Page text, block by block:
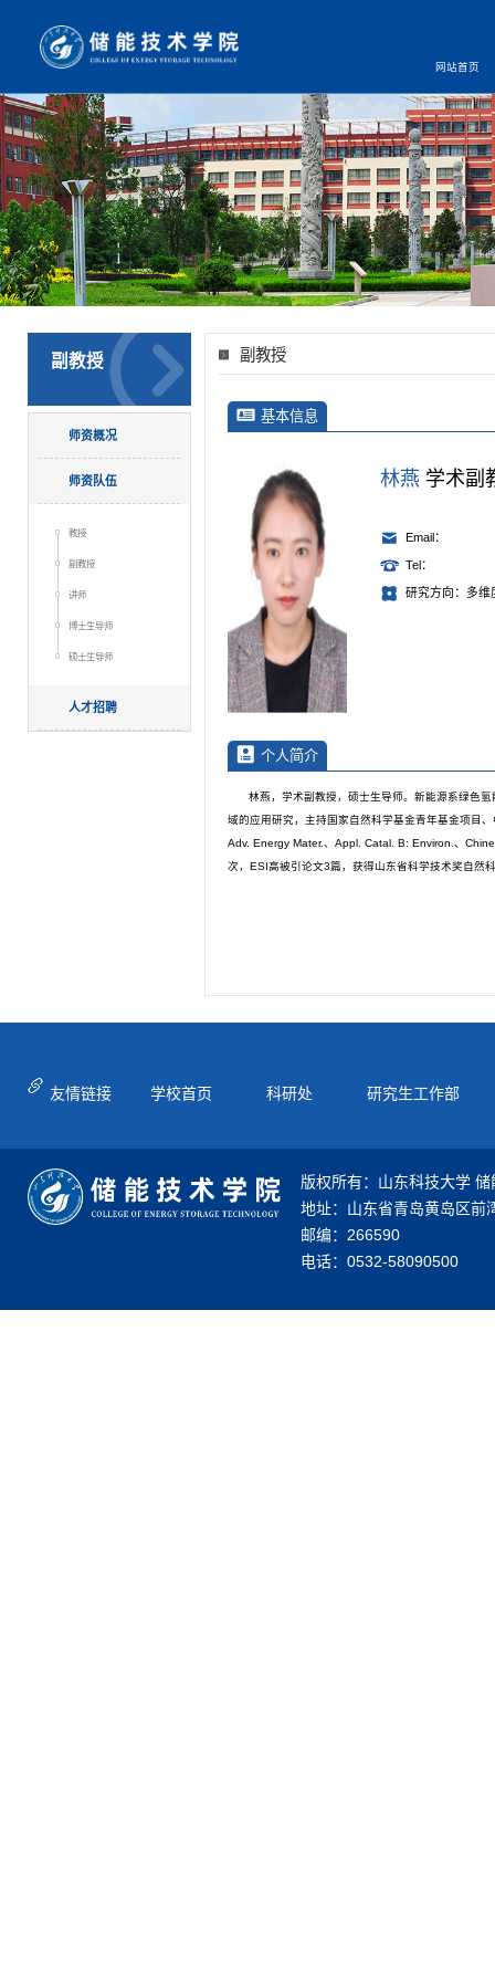
网站首页
副教授
师资概况
师资队伍
教授
副教授
讲师
博士生导师
硕士生导师
人才招聘
副教授
基本信息
林燕 学术副
Email：
Tel：
研究方向：多维
个人简介
林燕，学术副教授，硕士生导师。新能源系绿色
域的应用研究，主持国家自然科学基金青年基金项目
Adv. Energy Mater.、Appl. Catal. B: Environ.、
次，ESI高被引论文3篇，获得山东省科学技术奖自然
友情链接 学校首页 科研处 研究生工作部
版权所有：山东科技大学
地址：山东省青岛黄岛区前
邮编：266590
电话：0532-58090500